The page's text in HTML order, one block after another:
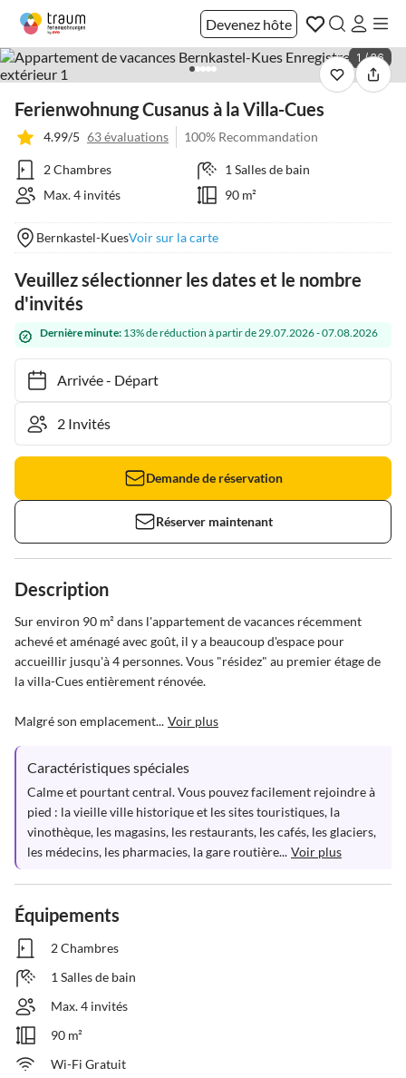
Devenez hôte
1 / 26
Ferienwohnung Cusanus à la Villa-Cues
4.99/5 63 évaluations 100% Recommandation
2 Chambres
1 Salles de bain
Max. 4 invités
90 m²
Bernkastel-KuesVoir sur la carte
Veuillez sélectionner les dates et le nombre
d'invités
Dernière minute: 13% de réduction à partir de 29.07.2026 - 07.08.2026
Arrivée- Départ
Demande de réservation
Réserver maintenant
Description
Sur environ 90 m² dans l'appartement de vacances récemment
achevé et aménagé avec goût, il y a beaucoup d'espace pour
accueillir jusqu'à 4 personnes. Vous "résidez" au premier étage de
la villa-Cues entièrement rénovée.
Malgré son emplacement... Voir plus
Caractéristiques spéciales
Calme et pourtant central. Vous pouvez facilement rejoindre à
pied : la vieille ville historique et les sites touristiques, la
vinothèque, les magasins, les restaurants, les cafés, les glaciers,
les médecins, les pharmacies, la gare routière... Voir plus
Équipements
2 Chambres
1 Salles de bain
Max. 4 invités
90 m²
Wi-Fi Gratuit